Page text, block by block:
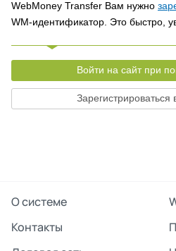
WebMoney Transfer Вам нужно
WM-идентификатор. Это быстро,
Войти на сайт при
Зарегистрироваться
О системе
Контакты